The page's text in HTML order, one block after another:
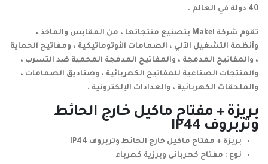
40 دولة في العالم .
تقوم شركة Makel بتصنيع منتجاتها ، من المقابس والماخذ ،
وأنظمة التشغيل الآلي ، الصمامات الأوتوماتيكية ، ومفاتيح الحماية
، والمفاتيح المدمجة ، والمفاتيح المدمجة المحمية ضد التسرب ،
والمنتجات الصناعية للمفاتيح الكهربائية ، وصناديق الصمامات ،
والملحقات الكهربائية ، والعدادات الإلكترونية .
بريزة + مفتاح ماكيل خارج الحائط
وتربروف IP44
بريزة + مفتاح ماكيل خارج الحائط وتربروف IP44
نوع : مفتاح كهربائى وبرزية كهرباء